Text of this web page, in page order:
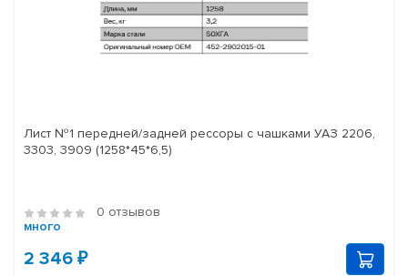
Лист №1 передней/задней рессоры с чашками УАЗ 2206,
3303, 3909 (1258*45*6,5)
0 отзывов
много
2 346 ₽